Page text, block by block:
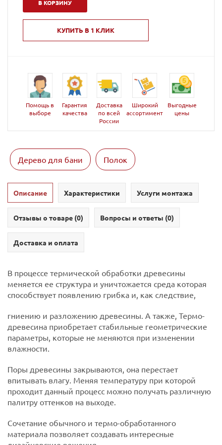
В КОРЗИНУ
КУПИТЬ В 1 КЛИК
Помощь в
выборе
Гарантия
качества
Доставка
по всей
России
Широкий
ассортимент
Выгодные
цены
Дерево для бани Полок
Описание Характеристики Услуги монтажа
Отзывы о товаре (0) Вопросы и ответы (0)
Доставка и оплата
В процессе термической обработки древесины
меняется ее структура и уничтожается среда которая
способствует появлению грибка и, как следствие,
гниению и разложению древесины. А также, Термо-
древесина приобретает стабильные геометрические
параметры, которые не меняются при изменении
влажности.
Поры древесины закрываются, она перестает
впитывать влагу. Меняя температуру при которой
проходит данный процесс можно получать различную
палитру оттенков на выходе.
Сочетание обычного и термо-обработанного
материала позволяет создавать интересные